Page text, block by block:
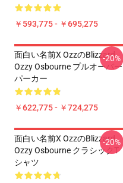
￥593,775 - ￥695,275
面白い名前x OzzのBlizzard
Ozzy Osbourne プルオーバー
パーカー
￥622,775 - ￥724,275
-20%
面白い名前x OzzのBlizzard
Ozzy Osbourne クラシックT
シャツ
-20%